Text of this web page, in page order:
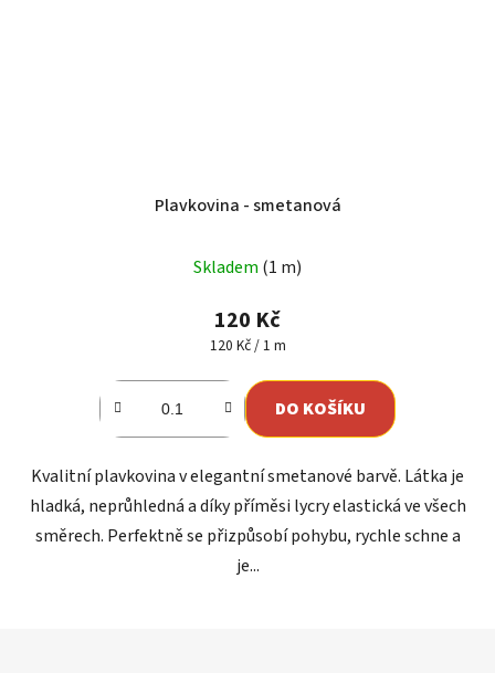
Plavkovina - smetanová
Skladem (1 m)
120 Kč
Měrná
120 Kč / 1 m
DO KOŠÍKU
Kvalitní plavkovina v elegantní smetanové barvě. Látka je
hladká, neprůhledná a díky příměsi lycry elastická ve všech
směrech. Perfektně se přizpůsobí pohybu, rychle schne a
je...